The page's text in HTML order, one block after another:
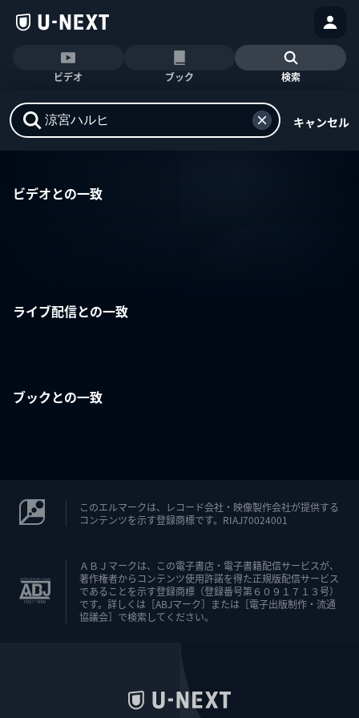
ビデオ ブック 検索
キャンセル
ビデオとの一致
ライブ配信との一致
ブックとの一致
このエルマークは、レコード会社・映像製作会社が提供する
コンテンツを示す登録商標です。RIAJ70024001
ＡＢＪマークは、この電子書店・電子書籍配信サービスが、
著作権者からコンテンツ使用許諾を得た正規版配信サービス
であることを示す登録商標（登録番号第６０９１７１３号）
です。詳しくは［ABJマーク］または［電子出版制作・流通
協議会］で検索してください。